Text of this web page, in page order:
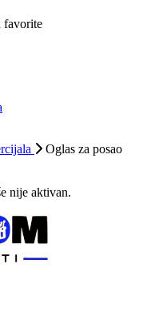
favorite
Oglas za posao
nije aktivan.